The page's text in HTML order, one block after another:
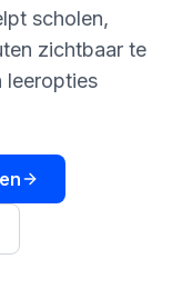
scholen,
zichtbaar te
leeropties